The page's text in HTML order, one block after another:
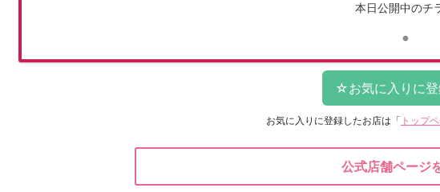
本日公開中のチ
お気に入りに登録したお店は 「 トップ
公式店舗ページ